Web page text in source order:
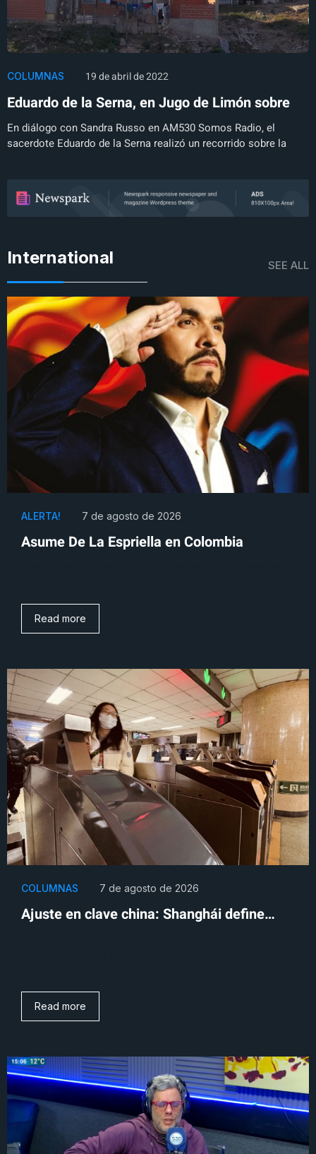
COLUMNAS 19 de abril de 2022
Eduardo de la Serna, en Jugo de Limón sobre
En diálogo con Sandra Russo en AM530 Somos Radio, el
sacerdote Eduardo de la Serna realizó un recorrido sobre la
International SEE ALL
ALERTA! 7 de agosto de 2026
Asume De La Espriella en Colombia
Read more
COLUMNAS 7 de agosto de 2026
Ajuste en clave china: Shanghái define…
Read more